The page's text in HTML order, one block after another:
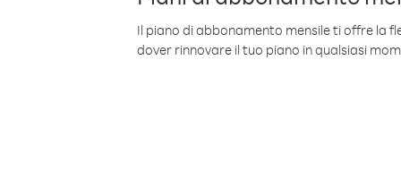
Il piano di abbonamento mensile ti offre la
dover rinnovare il tuo piano in qualsiasi